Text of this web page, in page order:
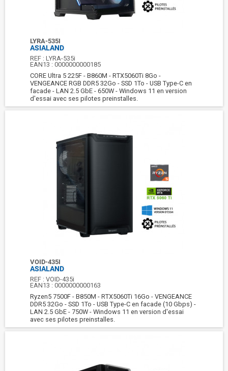
LYRA-535I
ASIALAND
REF :LYRA-535i
EAN13 :0000000000185
CORE Ultra 5 225F - B860M - RTX5060Ti 8Go -
VENGEANCE RGB DDR5 32Go - SSD 1To - USB Type-C en
facade - LAN 2.5 GbE - 650W - Windows 11 en version
d'essai avec ses pilotes preinstalles.
VOID-435I
ASIALAND
REF :VOID-435i
EAN13 :0000000000163
Ryzen5 7500F - B850M - RTX5060Ti 16Go - VENGEANCE
DDR5 32Go - SSD 1To - USB Type-C en facade (10 Gbps) -
LAN 2.5 GbE - 750W - Windows 11 en version d'essai
avec ses pilotes preinstalles.